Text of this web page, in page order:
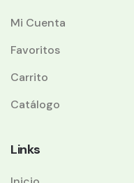
Mi Cuenta
Favoritos
Carrito
Catálogo
Links